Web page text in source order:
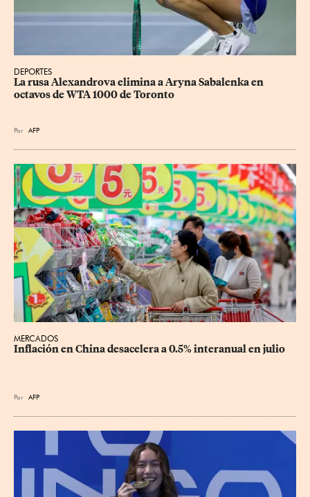
DEPORTES
La rusa Alexandrova elimina a Aryna Sabalenka en
octavos de WTA 1000 de Toronto
Por AFP
MERCADOS
Inflación en China desacelera a 0.5% interanual en julio
Por AFP